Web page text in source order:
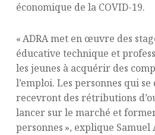
économique de la COVID-19.
« ADRA met en œuvre des
éducative technique et
les jeunes à acquérir des
l’emploi. Les personnes qui
recevront des rétributions
lancer sur le marché et
personnes », explique Samuel